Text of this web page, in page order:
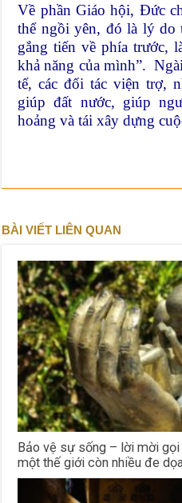
Về phần Giáo hội, Đức
thể ngồi yên, đó là lý do
gắng tiến về phía trước,
khả năng của mình”.
tế, các đối tác viện trợ,
giúp đất nước, giúp
hoảng và tái xây dựng
BÀI VIẾT LIÊN QUAN
Bảo vệ sự sống – lời mời
một thế giới còn nhiều đe